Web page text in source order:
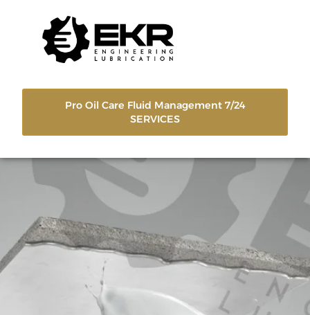
Pro Oil Care Fluid Management 7/24
SERVICES